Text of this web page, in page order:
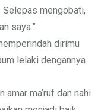
Selepas mengobati,
saya.”
dirimu
lelaki dengannya
ma’ruf dan nahi